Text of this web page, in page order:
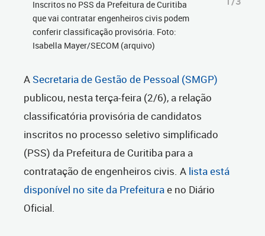
Inscritos no PSS da Prefeitura de Curitiba
que vai contratar engenheiros civis podem
conferir classificação provisória. Foto:
Isabella Mayer/SECOM (arquivo)
A Secretaria de Gestão de Pessoal (SMGP)
publicou, nesta terça-feira (2/6), a relação
classificatória provisória de candidatos
inscritos no processo seletivo simplificado
(PSS) da Prefeitura de Curitiba para a
contratação de engenheiros civis. A lista está
disponível no site da Prefeiturae no Diário
Oficial.